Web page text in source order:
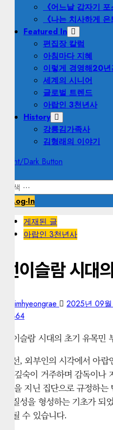
《어느날 갑자기
《나는 치사하게 은
Featured In
편집장 칼럼
아침마다 지혜
이렇게 경영해20년
세계의 시니어
글로벌 트렌드
아랍인 3천년사
History
강릉김가족사
김형래의 이야기
Light/Dark Button
Log-In
게재된 글
아랍인 3천년사
선이슬람 시
kimhyeongrae 2025년 09
464
선이슬람 시대의 초기 유목
우선, 외부인의 시각에서 아
막 깊숙이 거주하며 감독이
성’을 지닌 집단으로 규정하
동질성을 형성하는 기초가
석될 수 있습니다.